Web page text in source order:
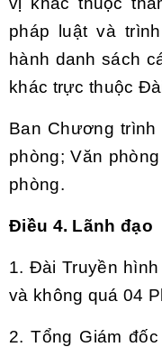
pháp luật và
hành danh sách
khác trực thuộc
Ban Chương
phòng; Văn
phòng.
Điều 4. Lãnh đạo
1. Đài Truyền
và không quá 04
2. Tổng Giám